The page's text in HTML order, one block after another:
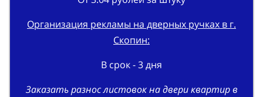
Организация рекламы на дверных ручках в г.
Скопин:
В срок - 3 дня
Заказать разнос листовок на двери квартир в